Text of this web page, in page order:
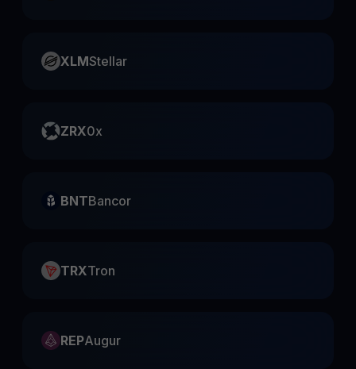
XLMStellar
ZRX0x
BNTBancor
TRXTron
REPAugur